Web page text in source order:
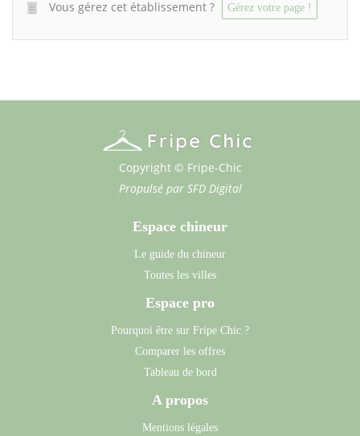
Vous gérez cet établissement ? Gérez votre page !
Copyright © Fripe-Chic
Propulsé par SFD Digital
Espace chineur
Le guide du chineur
Toutes les villes
Espace pro
Pourquoi être sur Fripe Chic ?
Comparer les offres
Tableau de bord
A propos
Mentions légales